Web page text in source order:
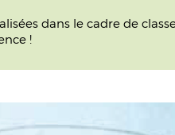
dans le cadre de
!